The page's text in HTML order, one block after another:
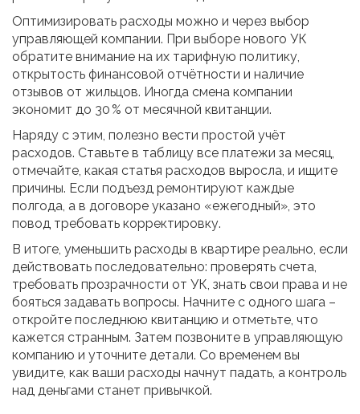
Оптимизировать расходы можно и через выбор
управляющей компании. При выборе нового УК
обратите внимание на их тарифную политику,
открытость финансовой отчётности и наличие
отзывов от жильцов. Иногда смена компании
экономит до 30 % от месячной квитанции.
Наряду с этим, полезно вести простой учёт
расходов. Ставьте в таблицу все платежи за месяц,
отмечайте, какая статья расходов выросла, и ищите
причины. Если подъезд ремонтируют каждые
полгода, а в договоре указано «ежегодный», это
повод требовать корректировку.
В итоге, уменьшить расходы в квартире реально, если
действовать последовательно: проверять счета,
требовать прозрачности от УК, знать свои права и не
бояться задавать вопросы. Начните с одного шага –
откройте последнюю квитанцию и отметьте, что
кажется странным. Затем позвоните в управляющую
компанию и уточните детали. Со временем вы
увидите, как ваши расходы начнут падать, а контроль
над деньгами станет привычкой.